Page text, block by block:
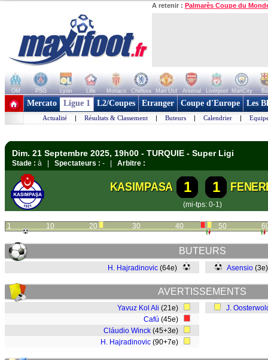
A retenir : Palmarès Coupe du
OM PSG Lyon Lille Monaco Chelsea Man Utd Arsenal Liverpool ManCity
+ de clubs
Mercato Ligue 1 L2/Coupes Etranger Coupe d'Europe Les
Actualité | Résultats & Classement | Buteurs | Calendrier |
Dim. 21 Septembre 2025, 19h00 - TURQUIE - Super Ligi
Stade : à | Spectateurs : - | Arbitre :
KASIMPASA 1 1
(mi-tps: 0-1)
1 10 20 30 40 50
BUTEURS
H. Hajradinovic (64e) Asensio
AVERTISSEMENTS
Yavuz Kol Ali (21e)
Cafú (45e)
Cláudio Winck (45+3e)
H. Hajradinovic (90+7e)
J.